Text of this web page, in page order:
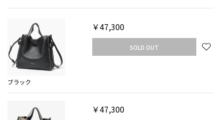
ブラック
￥47,300
SOLD OUT
￥47,300